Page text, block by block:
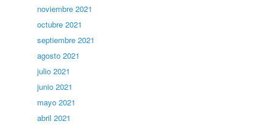
noviembre 2021
octubre 2021
septiembre 2021
agosto 2021
julio 2021
junio 2021
mayo 2021
abril 2021